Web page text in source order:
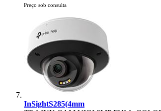
Preço sob consulta
InSightS285(4mm